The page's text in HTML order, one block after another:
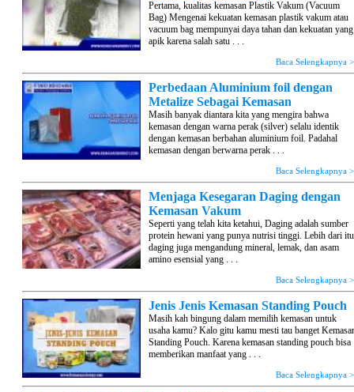
Pertama, kualitas kemasan Plastik Vakum (Vacuum
Bag) Mengenai kekuatan kemasan plastik vakum atau
vacuum bag mempunyai daya tahan dan kekuatan yang
apik karena salah satu . . .
Baca Selengkapnya
Perbedaan Aluminium foil dengan
Metalize Sebagai Kemasan
Masih banyak diantara kita yang mengira bahwa
kemasan dengan warna perak (silver) selalu identik
dengan kemasan berbahan aluminium foil. Padahal
kemasan dengan berwarna perak . . .
Baca Selengkapnya
Menjaga Kesegaran Daging dengan
Kemasan Vakum
Seperti yang telah kita ketahui, Daging adalah sumber
protein hewani yang punya nutrisi tinggi. Lebih dari
daging juga mengandung mineral, lemak, dan asam
amino esensial yang . . .
Baca Selengkapnya
Jenis Jenis Kemasan Standing Pouch
Masih kah bingung dalam memilih kemasan untuk
usaha kamu? Kalo gitu kamu mesti tau banget
Standing Pouch. Karena kemasan standing pouch bisa
memberikan manfaat yang . . .
Baca Selengkapnya